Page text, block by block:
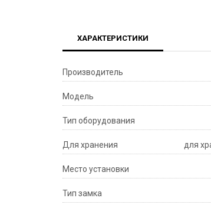
ХАРАКТЕРИСТИКИ
Производитель
Модель
Тип оборудования
Для хранения для
Место установки
Тип замка